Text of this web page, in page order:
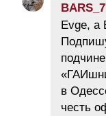
Evge, а
в
честь